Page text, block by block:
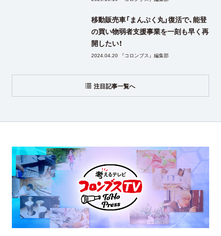
注目記事一覧へ
移動販売車「まんぷく丸」復活で、能登
の買い物弱者支援事業を一刻も早く再
開したい！
2024.04.20 『コロンブス』編集部